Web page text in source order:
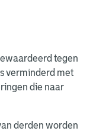
tegen
verminderd met
die naar
derden worden